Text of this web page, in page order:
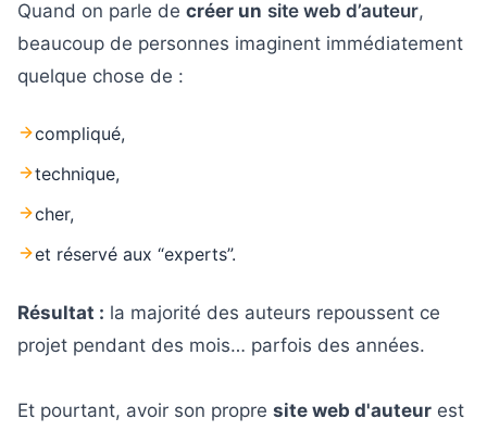
réellement t’apporter
3
Étape 1 : Choisir un nom de domaine
crédible en moins de 5 minutes
Étape 2 : Génére ton site web d'auteur
complet grâce à l’IA
site web d’auteur rentable
6
Étape 4 : Transformer ton site web
d'auteur en machine à capturer des emails
avec Google
Quand on parle de créer un site web d’auteur,
beaucoup de personnes imaginent immédiatement
quelque chose de :
compliqué,
technique,
cher,
et réservé aux “experts”.
Résultat : la majorité des auteurs repoussent ce
projet pendant des mois… parfois des années.
Et pourtant, avoir son propre site web d'auteur est